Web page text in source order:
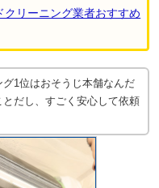
リーニング業者おすすめ
1位はおそうじ本舗なんだ
だし、すごく安心して依頼